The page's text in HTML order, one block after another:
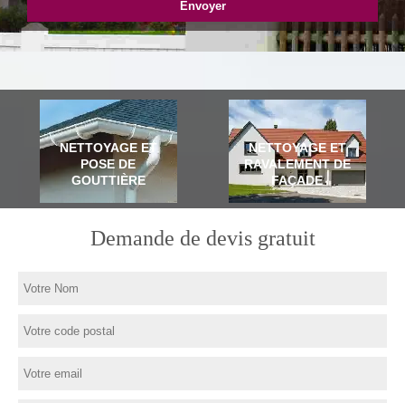
NETTOYAGE ET
POSE DE
GOUTTIÈRE
NETTOYAGE ET
RAVALEMENT DE
FAÇADE
Demande de devis gratuit